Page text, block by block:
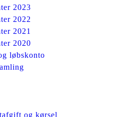
2023
2022
2021
2020
løbskonto
og kørsel